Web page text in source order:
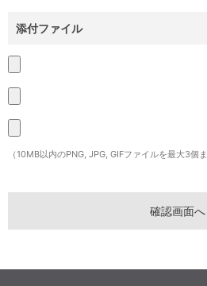
添付ファイル
（10MB以内のPNG, JPG, GIFファイルを最大3個